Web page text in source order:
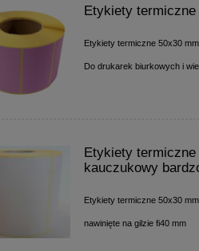
Etykiety
Etykiety termiczne 50x30
Do drukarek biurkowych i
Etykiety
kauczukowy
Etykiety termiczne 50x30
nawinięte na gilzie fi40 mm